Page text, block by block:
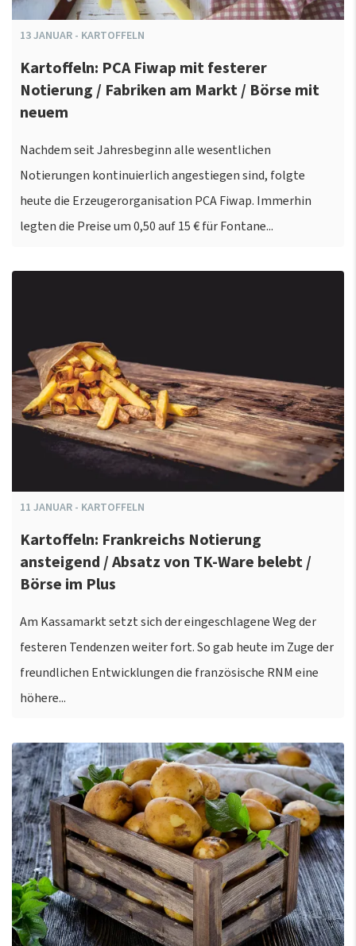
13JANUAR - KARTOFFELN
Kartoffeln: PCA Fiwap mit festerer
Notierung / Fabriken am Markt / Börse mit
neuem
Nachdem seit Jahresbeginn alle wesentlichen
Notierungen kontinuierlich angestiegen sind, folgte
heute die Erzeugerorganisation PCA Fiwap. Immerhin
legten die Preise um 0,50 auf 15 € für Fontane...
11 JANUAR - KARTOFFELN
Kartoffeln: Frankreichs Notierung
ansteigend / Absatz von TK-Ware belebt /
Börse im Plus
Am Kassamarkt setzt sich der eingeschlagene Weg der
festeren Tendenzen weiter fort. So gab heute im Zuge der
freundlichen Entwicklungen die französische RNM eine
höhere...